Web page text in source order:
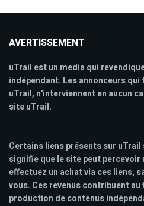
AVERTISSEMENT
uTrail est un media qui
indépendant. Les annonceurs
uTrail, n'interviennent en aucun
site uTrail.
Certains liens présents sur
signifie que le site peut
effectuez un achat via ces liens,
vous. Ces revenus contribuent
production de contenus